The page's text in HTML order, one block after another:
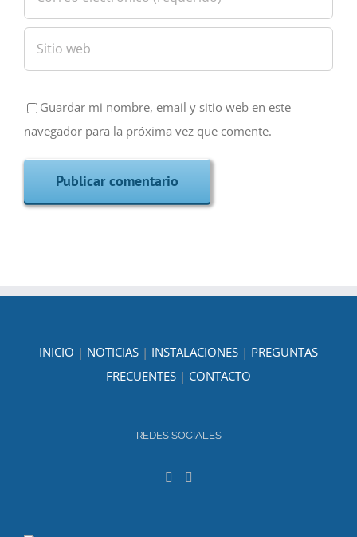
Guardar mi nombre, email y sitio web en este
navegador para la próxima vez que comente.
INICIO | NOTICIAS | INSTALACIONES | PREGUNTAS
FRECUENTES | CONTACTO
REDES SOCIALES